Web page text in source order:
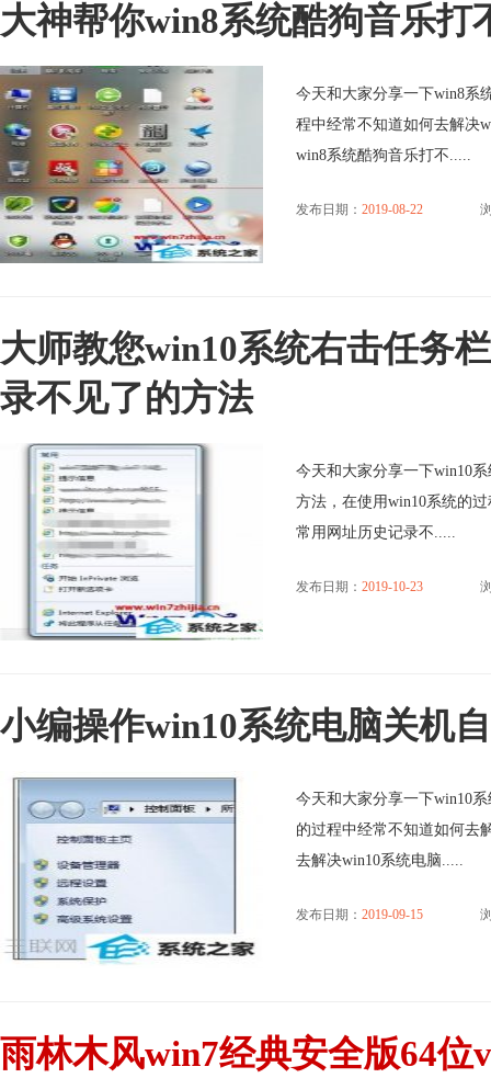
大神帮你win8系统酷狗音乐打
今天和大家分享一下win8系
程中经常不知道如何去解决
win8系统酷狗音乐打不.....
发布日期： 2019-08-22
大师教您win10系统右击任务
录不见了的方法
今天和大家分享一下win10
方法，在使用win10系统的
常用网址历史记录不.....
发布日期： 2019-10-23
小编操作win10系统电脑关机
今天和大家分享一下win10
的过程中经常不知道如何去
去解决win10系统电脑.....
发布日期： 2019-09-15
雨林木风win7经典安全版64位